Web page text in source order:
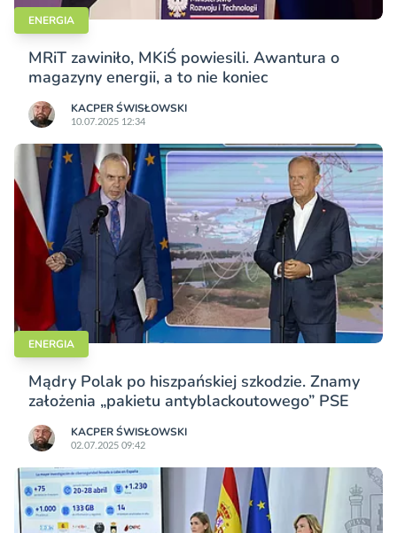
ENERGIA
MRiT zawiniło, MKiŚ powiesili. Awantura o
magazyny energii, a to nie koniec
KACPER ŚWISŁO­WSKI
10.07.2025 12:34
ENERGIA
Mądry Polak po hiszpańskiej szkodzie. Znamy
założenia „pakietu antyblackoutowego” PSE
KACPER ŚWISŁO­WSKI
02.07.2025 09:42